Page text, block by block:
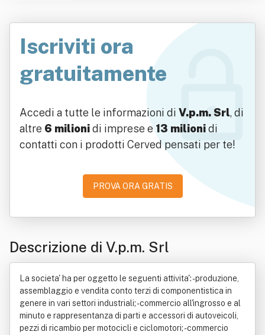
Iscriviti ora
gratuitamente
Accedi a tutte le informazioni di V.p.m. Srl, di
altre 6 milionidi imprese e 13 milionidi
contatti con i prodotti Cerved pensati per te!
PROVA ORA GRATIS
Descrizione di V.p.m. Srl
La societa' ha per oggetto le seguenti attivita': - produzione,
assemblaggio e vendita conto terzi di componentistica in
genere in vari settori industriali; - commercio all'ingrosso e al
minuto e rappresentanza di parti e accessori di autoveicoli,
pezzi di ricambio per motocicli e ciclomotori; - commercio